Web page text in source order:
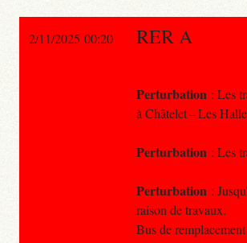
2/11/2025 00:20 RER A
Perturbation : Les
à Châtelet – Les
Perturbation : Les
Perturbation :
raison de travaux.
Bus de